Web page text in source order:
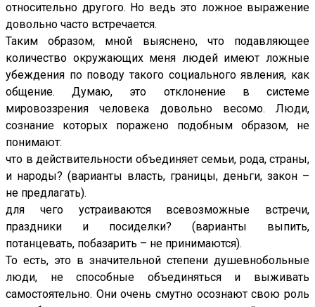
относительно другого. Но ведь это ложное выражение
довольно часто встречается.
Таким образом, мной выяснено, что подавляющее
количество окружающих меня людей имеют ложные
убеждения по поводу такого социального явления, как
общение. Думаю, это отклонение в системе
мировоззрения человека довольно весомо. Люди,
сознание которых поражено подобным образом, не
понимают:
что в действительности объединяет семьи, рода, страны,
и народы? (варианты власть, границы, деньги, закон –
не предлагать).
для чего устраиваются всевозможные встречи,
праздники и посиделки? (варианты выпить,
потанцевать, побазарить – не принимаются).
То есть, это в значительной степени душевнобольные
люди, не способные объединяться и выживать
самостоятельно. Они очень смутно осознают свою роль